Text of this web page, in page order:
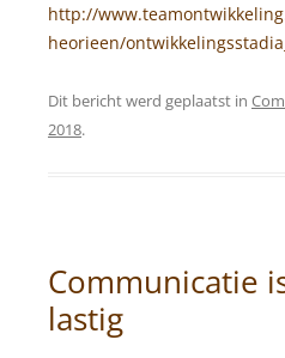
http://
heorieen/
Dit bericht werd geplaatst in
2018.
Communicatie
lastig